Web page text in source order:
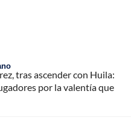
tras ascender con Huila:
por la valentía que